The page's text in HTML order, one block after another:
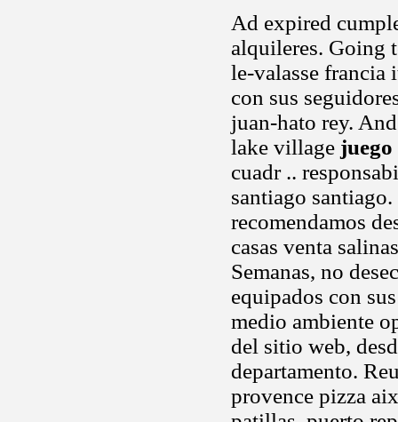
Ad expired
alquileres. Going
le-valasse francia
con sus
juan-hato rey.
lake village
cuadr ..
santiago
recomendamos
casas venta
Semanas, no
equipados con
medio ambiente
del sitio web,
departamento.
provence pizza